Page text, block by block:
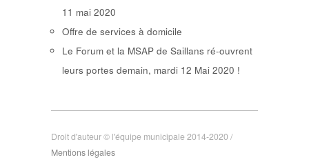
11 mai 2020
Offre de services à domicile
Le Forum et la MSAP de Saillans ré-ouvrent
leurs portes demain, mardi 12 Mai 2020 !
Droit d'auteur © l'équipe municipale 2014-2020 /
Mentions légales